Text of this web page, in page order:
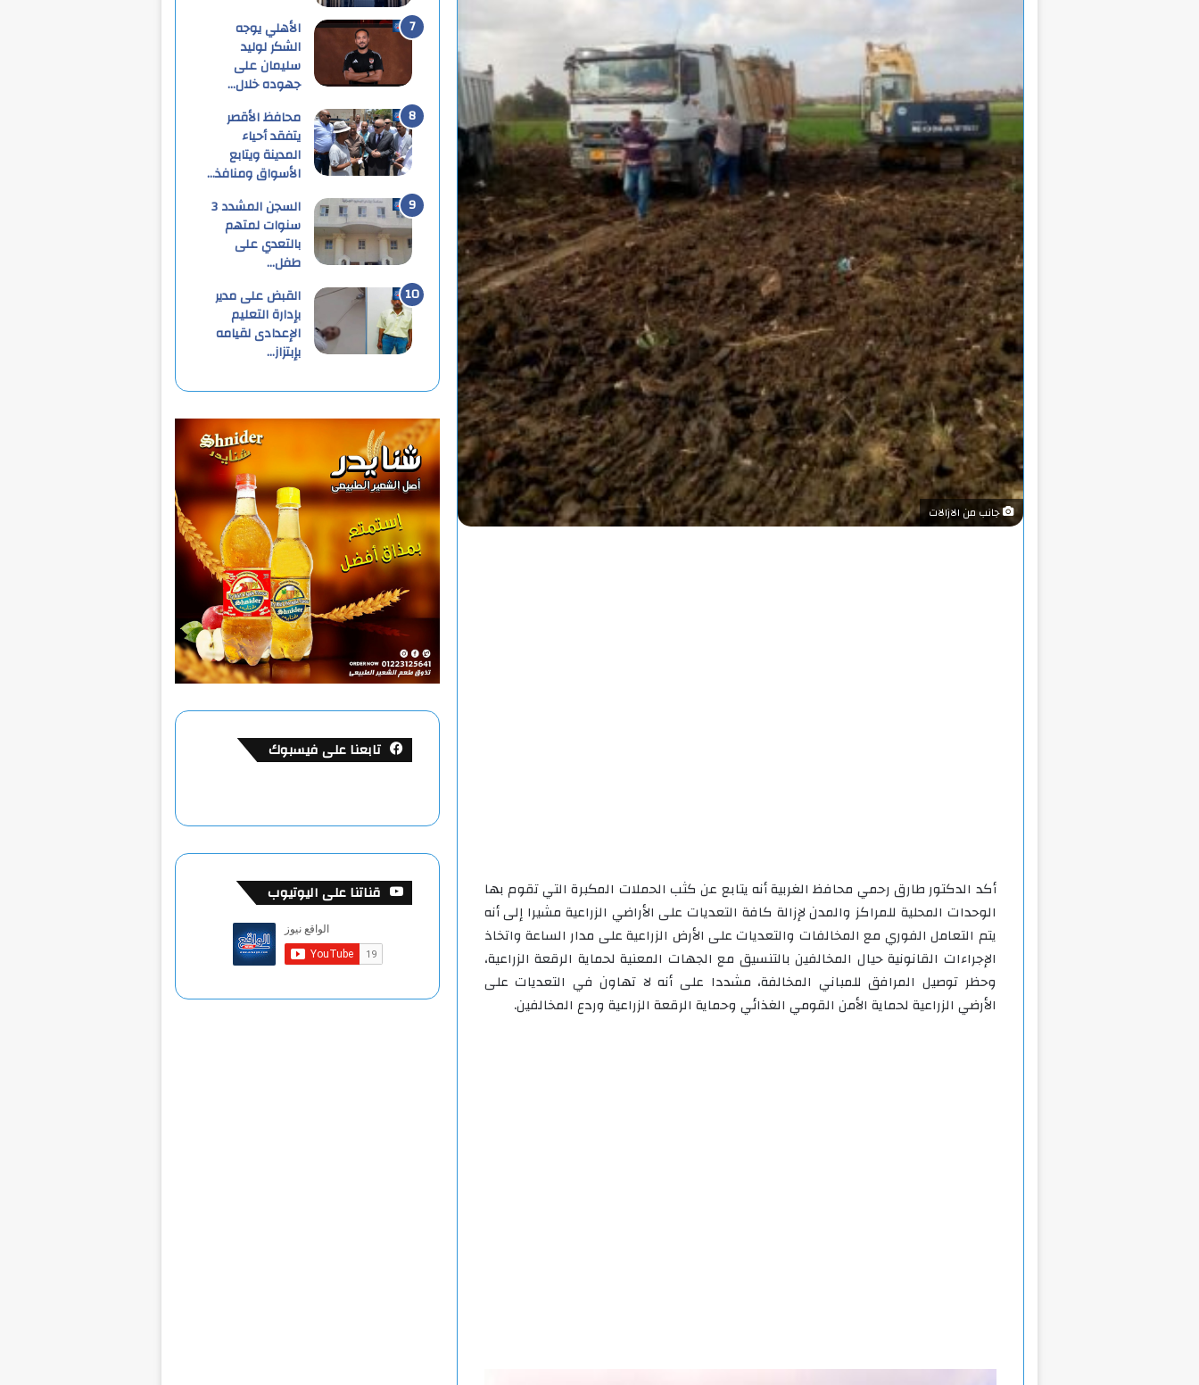
جانب من الازالات
أكد الدكتور طارق رحمي محافظ الغربية أنه يتابع عن كثب الحملات المكبرة التي تقوم بها
الوحدات المحلية للمراكز والمدن لإزالة كافة التعديات على الأراضي الزراعية مشيرا إلى أنه
يتم التعامل الفوري مع المخالفات والتعديات على الأرض الزراعية على مدار الساعة واتخاذ
الإجراءات القانونية حيال المخالفين بالتنسيق مع الجهات المعنية لحماية الرقعة الزراعية،
وحظر توصيل المرافق للمباني المخالفة، مشددا على أنه لا تهاون في التعديات على
الأرضي الزراعية لحماية الأمن القومي الغذائي وحماية الرقعة الزراعية وردع المخالفين.
الأهلي يوجه
الشكر لوليد
سليمان على
جهوده خلال…
محافظ الأقصر
يتفقد أحياء
المدينة ويتابع
الأسواق ومنافذ…
السجن المشدد 3
سنوات لمتهم
بالتعدي على
طفل…
القبض على مدير
بإدارة التعليم
الإعدادى لقيامه
بإبتزاز…
تابعنا على فيسبوك
قناتنا على اليوتيوب